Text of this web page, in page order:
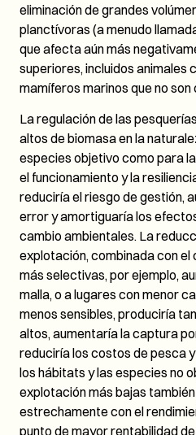
eliminación de grandes
planctívoras (a menudo
que afecta aún más
superiores, incluidos animales
mamíferos marinos que no
La regulación de las
altos de biomasa en la
especies objetivo como para
el funcionamiento y la
reduciría el riesgo de gestión,
error y amortiguaría los
cambio ambientales. La
explotación, combinada con
más selectivas, por ejemplo,
malla, o a lugares con menor
menos sensibles, produciría
altos, aumentaría la captura
reduciría los costos de pesca
los hábitats y las especies no
explotación más bajas
estrechamente con el
punto de mayor rentabilidad